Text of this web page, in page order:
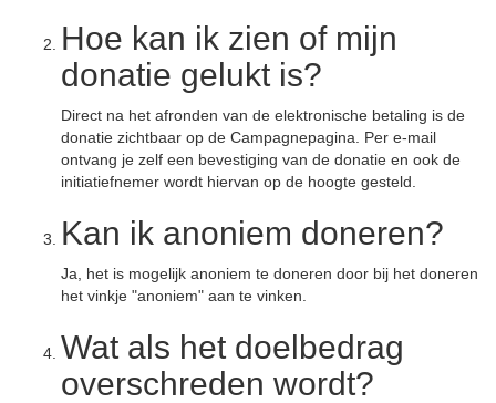
Hoe kan ik zien of mijn
donatie gelukt is?
Direct na het afronden van de elektronische betaling is de
donatie zichtbaar op de Campagnepagina. Per e-mail
ontvang je zelf een bevestiging van de donatie en ook de
initiatiefnemer wordt hiervan op de hoogte gesteld.
Kan ik anoniem doneren?
Ja, het is mogelijk anoniem te doneren door bij het doneren
het vinkje "anoniem" aan te vinken.
Wat als het doelbedrag
overschreden wordt?